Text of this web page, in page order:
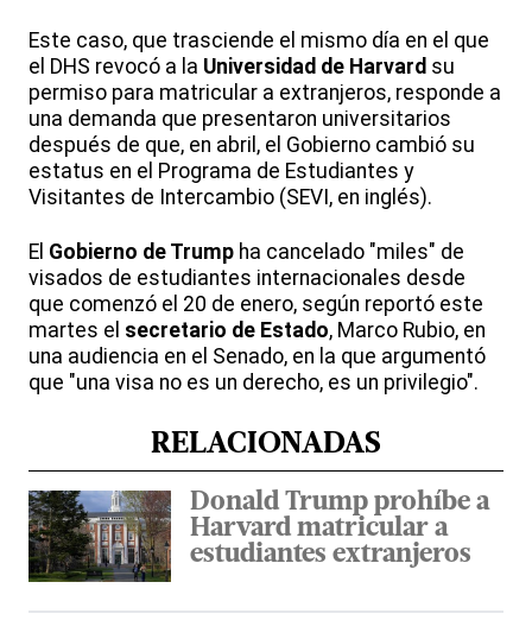
Este caso, que trasciende el mismo día en el que
el DHS revocó a la Universidad de Harvard su
permiso para matricular a extranjeros, responde a
una demanda que presentaron universitarios
después de que, en abril, el Gobierno cambió su
estatus en el Programa de Estudiantes y
Visitantes de Intercambio (SEVI, en inglés).
El Gobierno de Trump ha cancelado "miles" de
visados de estudiantes internacionales desde
que comenzó el 20 de enero, según reportó este
martes el secretario de Estado, Marco Rubio, en
una audiencia en el Senado, en la que argumentó
que "una visa no es un derecho, es un privilegio".
RELACIONADAS
Donald Trump prohíbe a
Harvard matricular a
estudiantes extranjeros